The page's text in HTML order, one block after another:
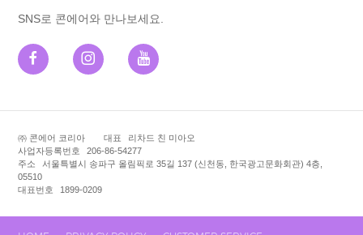
SNS로 콘에어와 만나보세요.
㈜ 콘에어 코리아 대표
리차드 친 미아오
사업자등록번호
206-86-54277
주소
서울특별시 송파구 올림픽로 35길 137 (신천동, 한국광고문화회관) 4층,
05510
대표번호
1899-0209